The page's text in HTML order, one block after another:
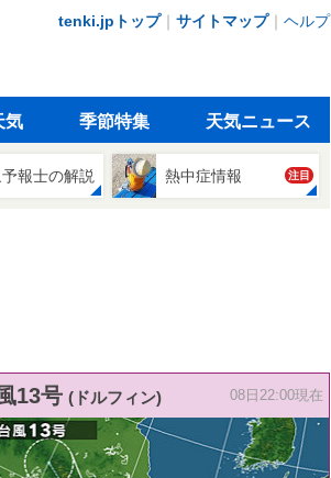
tenki.jpトップ｜ サイトマップ｜ ヘルプ
気 季節特集 天気ニュース
報士の解説 熱中症情報 注目
13号 (ドルフィン) 08日22:00現在